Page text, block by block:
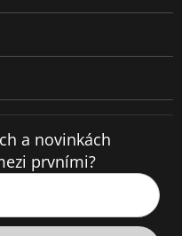
a novinkách
prvními?